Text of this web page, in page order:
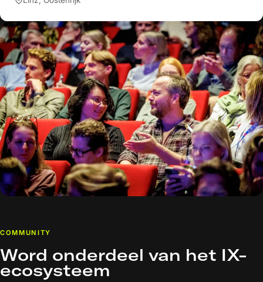
COMMUNITY
Word onderdeel van het IX-
ecosysteem